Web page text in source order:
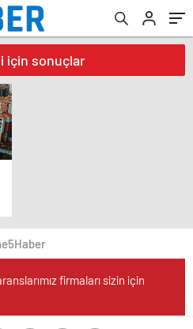
için sonuçlar
firmaları sizin için